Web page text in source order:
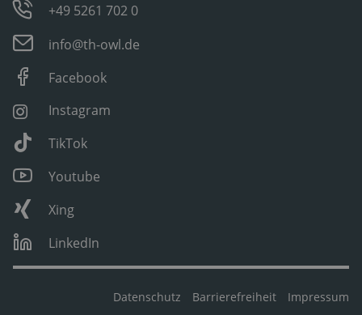
+49 5261 702 0
info@th-owl.de
Facebook
Instagram
TikTok
Youtube
Xing
LinkedIn
Datenschutz Barrierefreiheit Impressum